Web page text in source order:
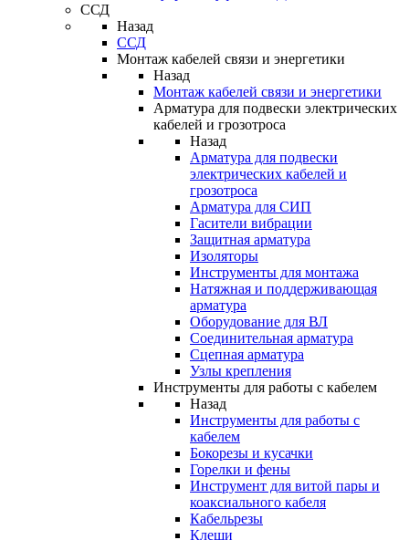
ССД
Назад
ССД
Монтаж кабелей связи и энергетики
Назад
Монтаж кабелей связи и энергетики
Арматура для подвески электрических
кабелей и грозотроса
Назад
Арматура для подвески
электрических кабелей и
грозотроса
Арматура для СИП
Гасители вибрации
Защитная арматура
Изоляторы
Инструменты для монтажа
Натяжная и поддерживающая
арматура
Оборудование для ВЛ
Соединительная арматура
Сцепная арматура
Узлы крепления
Инструменты для работы с кабелем
Назад
Инструменты для работы с
кабелем
Бокорезы и кусачки
Горелки и фены
Инструмент для витой пары и
коаксиального кабеля
Кабельрезы
Клещи